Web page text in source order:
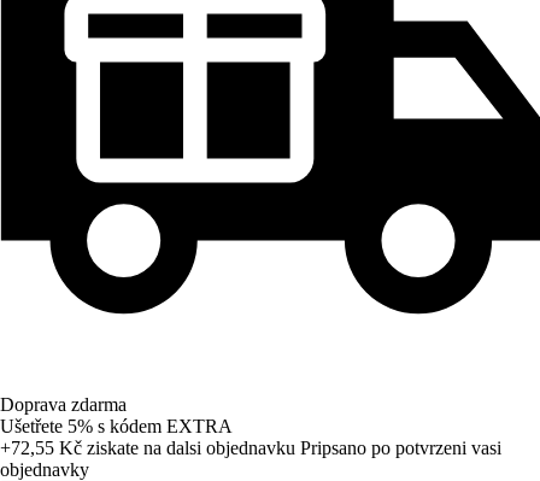
Doprava zdarma
Ušetřete 5% s kódem EXTRA
+72,55 Kč ziskate na dalsi objednavku Pripsano po potvrzeni vasi
objednavky